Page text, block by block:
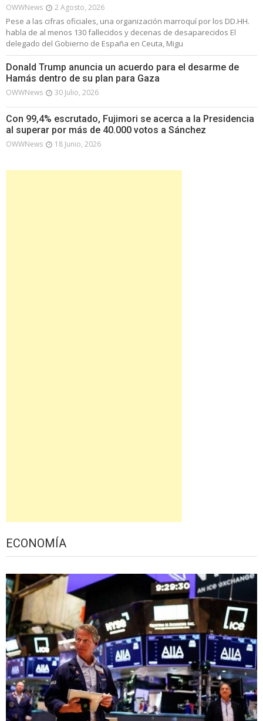
OWWNews 2 Agosto, 2026
Pese a las cifras oficiales, una organización marroquí por los DD.HH.
habla de al menos 130 fallecidos y decenas de desaparecidos El
delegado del Gobierno de España en Ceuta, Migu
Donald Trump anuncia un acuerdo para el desarme de
Hamás dentro de su plan para Gaza
OWWNews 30 Julio, 2026
Con 99,4% escrutado, Fujimori se acerca a la Presidencia
al superar por más de 40.000 votos a Sánchez
OWWNews 18 Junio, 2026
ECONOMÍA